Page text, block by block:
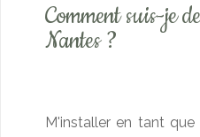
Comment suis-je
Nantes ?
M'installer en tant que